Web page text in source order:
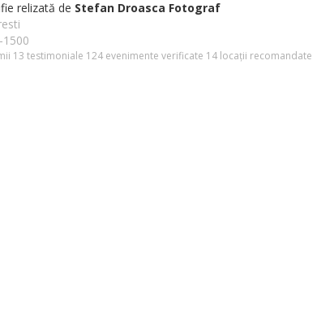
relizată de Stefan Droasca Fotograf
1500
13 testimoniale 124 evenimente verificate 14 locații recomandate